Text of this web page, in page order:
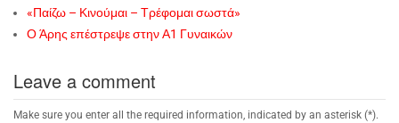
«Παίζω – Κινούμαι – Τρέφομαι σωστά»
Ο Άρης επέστρεψε στην Α1 Γυναικών
Leave a comment
Make sure you enter all the required information, indicated by an asterisk (*).